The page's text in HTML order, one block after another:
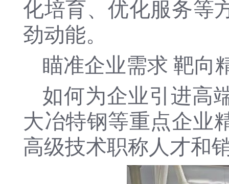
化培育、优化服务等
劲动能。
瞄准企业需求 靶向
如何为企业引进高
大冶特钢等重点企业
高级技术职称人才和